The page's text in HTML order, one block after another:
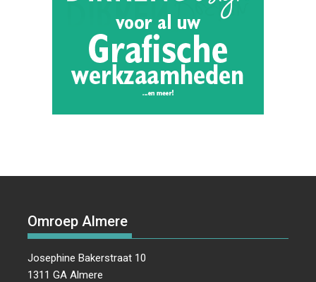
Omroep Almere
Josephine Bakerstraat 10
1311 GA Almere